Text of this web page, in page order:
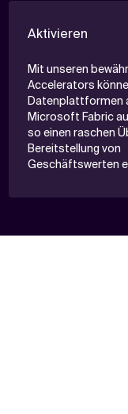
Aktivieren
Mit unseren
Accelerators
Datenplattformen
Microsoft Fabric
so einen raschen
Bereitstellung von
Geschäftswerten